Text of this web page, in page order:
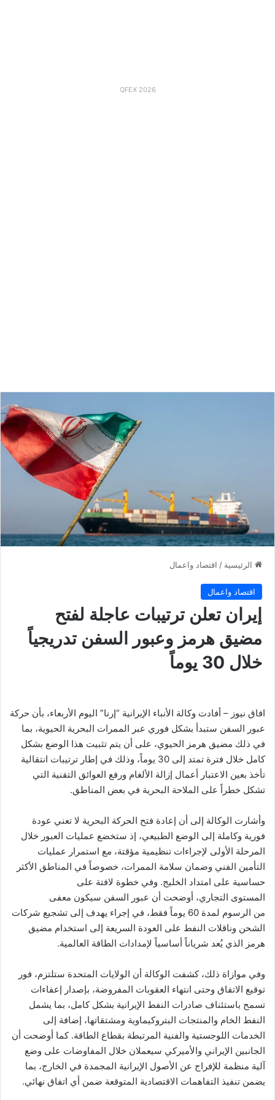
QFEX 2026
الرئيسية / اقتصاد واعمال
اقتصاد واعمال
إيران تعلن ترتيبات عاجلة لفتح
مضيق هرمز وعبور السفن تدريجياً
خلال 30 يوماً
افاق نيوز – أفادت وكالة الأنباء الإيرانية “إرنا” اليوم الأربعاء، بأن حركة
عبور السفن ستبدأ بشكل فوري عبر الممرات البحرية الحيوية، بما
في ذلك مضيق هرمز الحيوي، على أن يتم تثبيت هذا الوضع بشكل
كامل خلال فترة تمتد إلى 30 يوماً، وذلك في إطار ترتيبات انتقالية
تأخذ بعين الاعتبار أعمال إزالة الألغام ورفع العوائق التقنية التي
تشكل خطراً على الملاحة البحرية في بعض المناطق.
وأشارت الوكالة إلى أن إعادة فتح الحركة البحرية لا تعني عودة
فورية وكاملة إلى الوضع الطبيعي، إذ ستخضع عمليات العبور خلال
المرحلة الأولى لإجراءات تنظيمية مؤقتة، مع استمرار عمليات
التأمين الفني وضمان سلامة الممرات، خصوصاً في المناطق الأكثر
حساسية على امتداد الخليج. وفي خطوة لافتة على
المستوى التجاري، أوضحت أن عبور السفن سيكون معفى
من الرسوم لمدة 60 يوماً فقط، في إجراء يهدف إلى تشجيع شركات
الشحن وناقلات النفط على العودة السريعة إلى استخدام مضيق
هرمز الذي يُعد شرياناً أساسياً لإمدادات الطاقة العالمية.
وفي موازاة ذلك، كشفت الوكالة أن الولايات المتحدة ستلتزم، فور
توقيع الاتفاق وحتى انتهاء العقوبات المفروضة، بإصدار إعفاءات
تسمح باستئناف صادرات النفط الإيرانية بشكل كامل، بما يشمل
النفط الخام والمنتجات البتروكيماوية ومشتقاتها، إضافة إلى
الخدمات اللوجستية والفنية المرتبطة بقطاع الطاقة. كما أوضحت أن
الجانبين الإيراني والأميركي سيعملان خلال المفاوضات على وضع
آلية منظمة للإفراج عن الأصول الإيرانية المجمدة في الخارج، بما
يضمن تنفيذ التفاهمات الاقتصادية المتوقعة ضمن أي اتفاق نهائي.